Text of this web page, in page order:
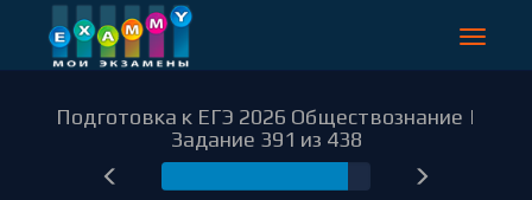
Toggle
Подготовка к ЕГЭ 2026 Обществознание |
Задание 391 из 438